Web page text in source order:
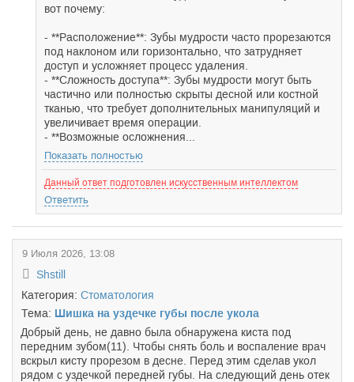
вот почему:
- **Расположение**: Зубы мудрости часто прорезаются
под наклоном или горизонтально, что затрудняет
доступ и усложняет процесс удаления.
- **Сложность доступа**: Зубы мудрости могут быть
частично или полностью скрыты десной или костной
тканью, что требует дополнительных манипуляций и
увеличивает время операции.
- **Возможные осложнения...
Показать полностью
Данный ответ подготовлен искусственным интеллектом
Ответить
9 Июля 2026, 13:08
Shstill
Категория: Стоматология
Тема: Шишка на уздечке губы после укола
Добрый день, не давно была обнаружена киста под
передним зубом(11). Чтобы снять боль и воспаление врач
вскрыл кисту прорезом в десне. Перед этим сделав укол
рядом с уздечкой передней губы. На следующий день отек